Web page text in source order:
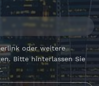
oder weitere
Bitte hinterlassen Sie